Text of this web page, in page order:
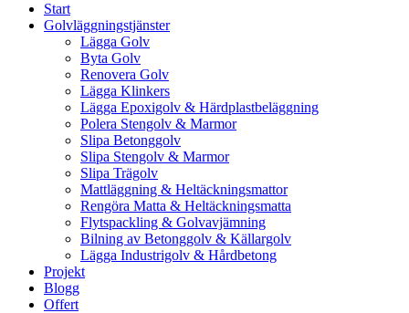
Start
Golvläggningstjänster
Lägga Golv
Byta Golv
Renovera Golv
Lägga Klinkers
Lägga Epoxigolv & Härdplastbeläggning
Polera Stengolv & Marmor
Slipa Betonggolv
Slipa Stengolv & Marmor
Slipa Trägolv
Mattläggning & Heltäckningsmattor
Rengöra Matta & Heltäckningsmatta
Flytspackling & Golvavjämning
Bilning av Betonggolv & Källargolv
Lägga Industrigolv & Hårdbetong
Projekt
Blogg
Offert